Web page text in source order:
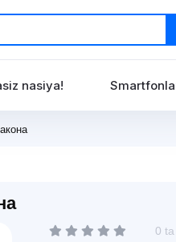
nasiya!
0